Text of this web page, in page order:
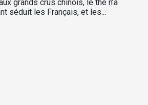
grands crus chinois, le thé n’a
séduit les Français, et les...